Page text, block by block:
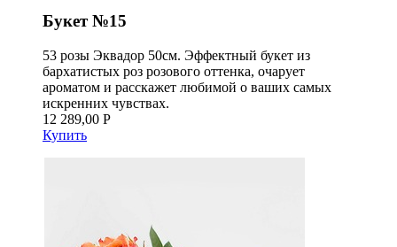
Букет №15
53 розы Эквадор 50см. Эффектный букет из
бархатистых роз розового оттенка, очарует
ароматом и расскажет любимой о ваших самых
искренних чувствах.
12 289,00 Р
Купить